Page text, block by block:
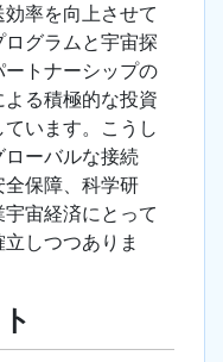
率を向上させて
グラムと宇宙探
トナーシップの
る積極的な投資
います。こうし
ーバルな接続
保障、科学研
宙経済にとって
しつつありま